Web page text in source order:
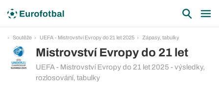
Soutěže UEFA - Mistrovství Evropy do 21 let 2025 Zápasy, tabulky
Mistrovství Evropy do 21 let
UEFA - Mistrovství Evropy do 21 let 2025 - výsledky,
rozlosování, tabulky